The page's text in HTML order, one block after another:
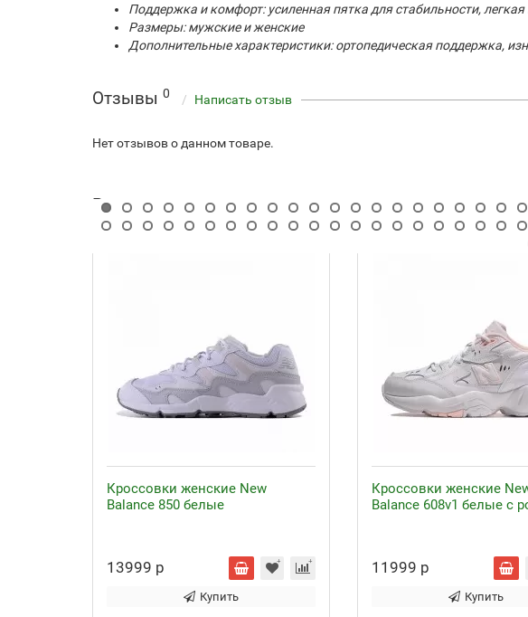
Поддержка и комфорт: усиленная пятка для стабильности,
Размеры: мужские и женские
Дополнительные характеристики: ортопедическая поддержка,
Отзывы 0 Написать отзыв
Нет отзывов о данном товаре.
Рекомендуемые товары
Кроссовки женские New
Balance 850 белые
13999 р
Купить
Кроссовки женские
Balance 608v1 белые с
11999 р
Купить